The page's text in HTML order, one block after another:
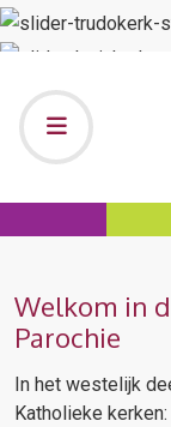
Welkom in
Parochie
In het westelijk
Katholieke